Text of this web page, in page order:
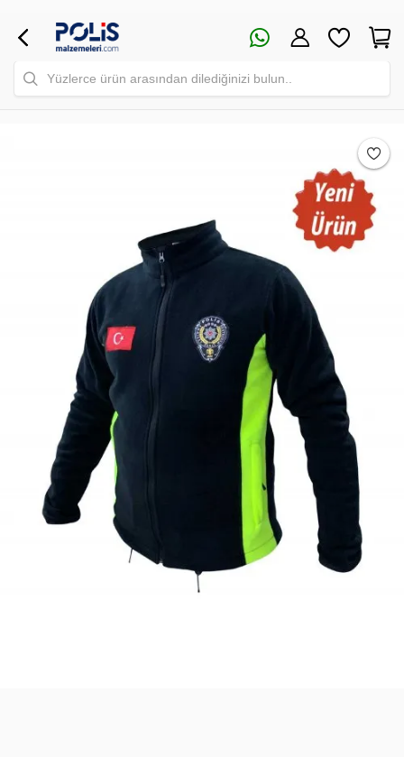
Yüzlerce ürün arasından dilediğinizi bulun..
Safari Yapay Zeka Ürün Bulma Asistanı
Merhaba! Ben Akıllı Yapay Zeka
Asistanınız. Sitemizdeki binlerce polis
malzemesi, taktik giyim ve ekipman
arasından aradığınız ürünü bulmanıza
yardımcı olabilirim. Ne aramıştınız? 👮‍♂️